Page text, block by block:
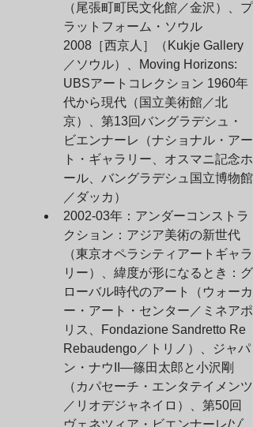
（尾張町町民文化館／金沢）、プ
ラットフォーム・ソウル
2008［西京人］（Kukje Gallery
／ソウル）、Moving Horizons:
UBSアートコレクション 1960年
代から現代（国立美術館／北
京）、第13回バングラデシュ・
ビエンナーレ（ナショナル・アー
ト・ギャラリー、オスマニ記念ホ
ール、バングラデシュ国立博物館
／ダッカ）
2002-03年：アンダーコンストラ
クション：アジア美術の新世代
（東京オペラシティアートギャラ
リー）、緯度が形になるとき：グ
ローバル時代のアート（ウォーカ
ー・アート・センター／ミネアポ
リス、Fondazione Sandretto Re
Rebaudengo／トリノ）、ジャパ
ン・ナウII—篠田太郎と小沢剛
（カパセーチ・エンタテイメンツ
／リオデジャネイロ）、第50回
ヴェネツィア・ビエンナーレ/ゾ